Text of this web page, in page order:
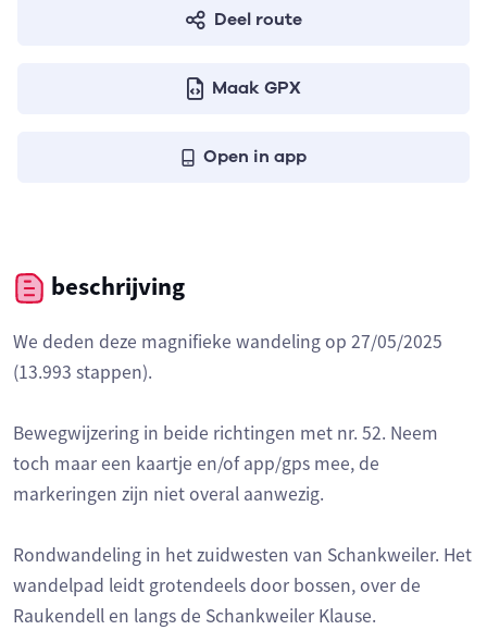
Deel route
Maak GPX
Open in app
beschrijving
We deden deze magnifieke wandeling op 27/05/2025
(13.993 stappen).
Bewegwijzering in beide richtingen met nr. 52. Neem
toch maar een kaartje en/of app/gps mee, de
markeringen zijn niet overal aanwezig.
Rondwandeling in het zuidwesten van Schankweiler. Het
wandelpad leidt grotendeels door bossen, over de
Raukendell en langs de Schankweiler Klause.